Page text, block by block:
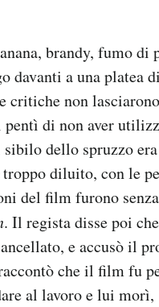
brandy, fumo di
davanti a una platea
critiche non
pentì di non aver
dello spruzzo
diluito, con le
del film furono
. Il regista disse poi
e accusò il
che il film fu
al lavoro e lui morì,